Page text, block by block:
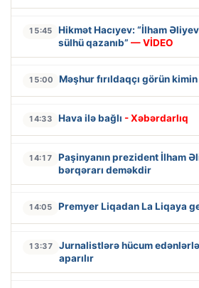
15:45
Hikmət Hacıyev: “İlham
sülhü qazanıb” — VİDEO
15:00 Məşhur fırıldaqçı görün
14:33 Hava ilə bağlı - Xəbərdarlıq
14:17
Paşinyanın prezident İlham
bərqərarı deməkdir
14:05 Premyer Liqadan La Liqaya
13:37
Jurnalistlərə hücum edənlərlə
aparılır